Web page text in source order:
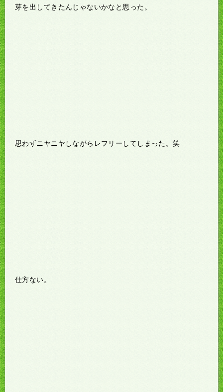
芽を出してきたんじゃないかなと思った。
思わずニヤニヤしながらレフリーしてしまった。笑
仕方ない。